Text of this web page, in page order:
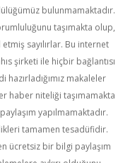
bulunmamaktadır.
taşımakta olup,
sayılırlar. Bu internet
şirketi ile hiçbir bağlantısı
hazırladığımız makaleler
haber niteliği taşımamakta
yapılmamaktadır.
tamamen tesadüfidir.
ücretsiz bir bilgi paylaşım